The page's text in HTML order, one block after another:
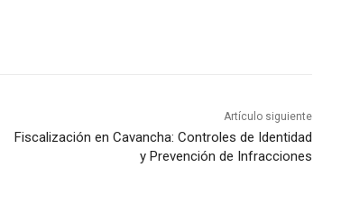
Artículo siguiente
Fiscalización en Cavancha: Controles de Identidad
y Prevención de Infracciones